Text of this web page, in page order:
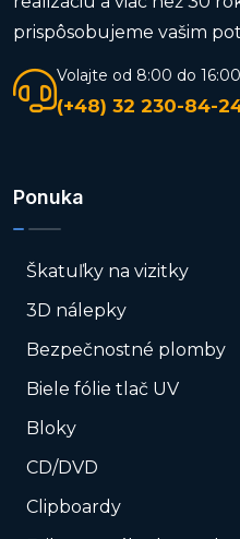
prispôsobujeme vašim
Volajte od 8:00 do 16:00
(+48) 32 230-84-
Ponuka
Škatuľky na vizitky
3D nálepky
Bezpečnostné plomby
Biele fólie tlač UV
Bloky
CD/DVD
Clipboardy